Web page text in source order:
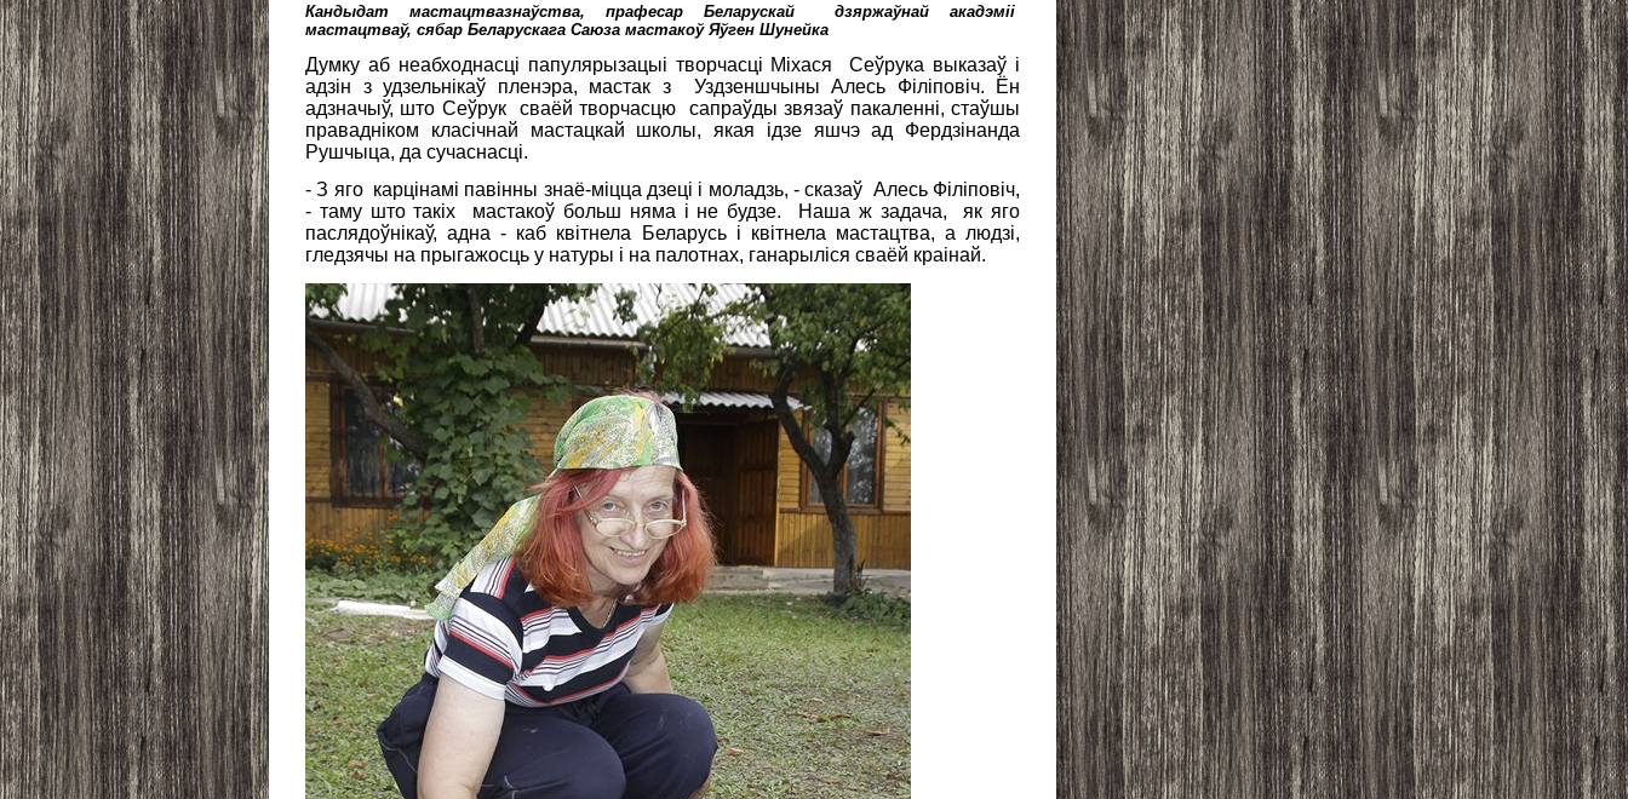
Кандыдат мастацтвазнаўства, прафесар Беларускай дзяржаўнай акадэміі
мастацтваў, сябар Беларускага Саюза мастакоў Яўген Шунейка
Думку аб неабходнасці папулярызацыі творчасці Міхася Сеўрука выказаў і
адзін з удзельнікаў пленэра, мастак з Уздзеншчыны Алесь Філіповіч. Ён
адзначыў, што Сеўрук сваёй творчасцю сапраўды звязаў пакаленні, стаўшы
правадніком класічнай мастацкай школы, якая ідзе яшчэ ад Фердзінанда
Рушчыца, да сучаснасці.
- З яго карцінамі павінны знаё-міцца дзеці і моладзь, - сказаў Алесь Філіповіч,
- таму што такіх мастакоў больш няма і не будзе. Наша ж задача, як яго
паслядоўнікаў, адна - каб квітнела Беларусь і квітнела мастацтва, а людзі,
гледзячы на прыгажосць у натуры і на палотнах, ганарыліся сваёй краінай.